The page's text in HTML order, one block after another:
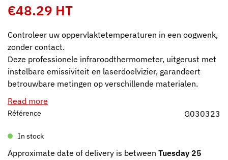
€48.29 HT
Controleer uw oppervlaktetemperaturen in een oogwenk,
zonder contact.
Deze professionele infraroodthermometer, uitgerust met
instelbare emissiviteit en laserdoelvizier, garandeert
betrouwbare metingen op verschillende materialen.
Read more
Référence G030323
In stock
Approximate date of delivery is between Tuesday 25